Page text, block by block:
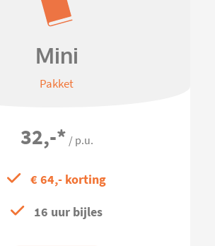
Mini
Pakket
32,-* / p.u.
€ 64,- korting
16 uur bijles